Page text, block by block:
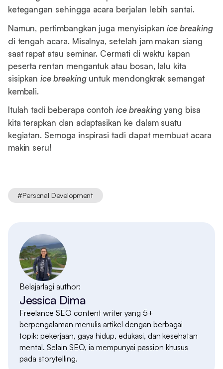
ketegangan sehingga acara berjalan lebih santai.
Namun, pertimbangkan juga menyisipkanice breaking
di tengah acara. Misalnya, setelah jam makan siang
saat rapat atau seminar. Cermati di waktu kapan
peserta rentan mengantuk atau bosan, lalu kita
sisipkanice breakinguntuk mendongkrak semangat
kembali.
Itulah tadi beberapa contohice breaking yang bisa
kita terapkan dan adaptasikan ke dalam suatu
kegiatan. Semoga inspirasi tadi dapat membuat acara
makin seru!
#Personal Development
Belajarlagi author:
Jessica Dima
Freelance SEO content writer yang 5+
berpengalaman menulis artikel dengan berbagai
topik: pekerjaan, gaya hidup, edukasi, dan kesehatan
mental. Selain SEO, ia mempunyai passion khusus
pada storytelling.